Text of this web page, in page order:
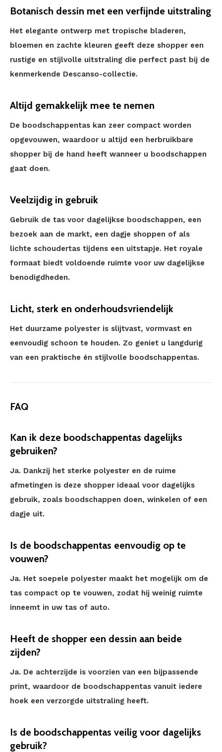
Botanisch dessin met een verfijnde uitstraling
Het elegante ontwerp met tropische bladeren,
bloemen en zachte kleuren geeft deze shopper een
rustige en stijlvolle uitstraling die perfect past bij de
kenmerkende Descanso-collectie.
Altijd gemakkelijk mee te nemen
De boodschappentas kan zeer compact worden
opgevouwen, waardoor u altijd een herbruikbare
shopper bij de hand heeft wanneer u boodschappen
gaat doen.
Veelzijdig in gebruik
Gebruik de tas voor dagelijkse boodschappen, een
bezoek aan de markt, een dagje shoppen of als
lichte schoudertas tijdens een uitstapje. Het royale
formaat biedt voldoende ruimte voor uw dagelijkse
benodigdheden.
Licht, sterk en onderhoudsvriendelijk
Het duurzame polyester is slijtvast, vormvast en
eenvoudig schoon te houden. Zo geniet u langdurig
van een praktische én stijlvolle boodschappentas.
FAQ
Kan ik deze boodschappentas dagelijks
gebruiken?
Ja. Dankzij het sterke polyester en de ruime
afmetingen is deze shopper ideaal voor dagelijks
gebruik, zoals boodschappen doen, winkelen of een
dagje uit.
Is de boodschappentas eenvoudig op te
vouwen?
Ja. Het soepele polyester maakt het mogelijk om de
tas compact op te vouwen, zodat hij weinig ruimte
inneemt in uw tas of auto.
Heeft de shopper een dessin aan beide
zijden?
Ja. De achterzijde is voorzien van een bijpassende
print, waardoor de boodschappentas vanuit iedere
hoek een verzorgde uitstraling heeft.
Is de boodschappentas veilig voor dagelijks
gebruik?